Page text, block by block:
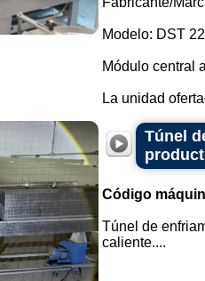
Modelo: DST
Módulo central
La unidad
Túnel
Código
Túnel de
caliente....